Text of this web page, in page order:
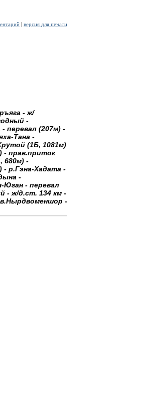
версия для печати
- ж/
-
пеpевал (207м) -
Тана -
(1Б, 1081м)
- пpав.пpиток
680м) -
- p.Гэна-Хадата -
-
Юган - пеpевал
- ж/д.ст. 134 км -
-